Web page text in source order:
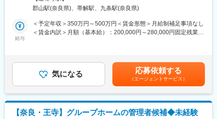
◎当社の製剤機械は、多機能/高機能/使いやすさ/高精度/GMP対応
対応しています。
簡単な部品の設計や、図面の作成をお任せする可能性もございま
す。
■組織構成：
約30名が在籍しています。生産している機械別に1から4のグルー
プに分かれています。
用～保守を担うシステムエンジニア職となっております。未経験
からチャレンジできる事に加えて、メーカー直雇用という貴重な
求人となっております。IT領域へキャリアチェンジされたい方歓
迎しております！
るため、社内でのデスクワークが6割、お客様先での業務が4割ほ
どとなります。また、外部のITベンダーとの打ち合わせ等もある
ため、関係者が多いのも当職種の特徴の一つとなります。
郡山駅(奈良県)、帯解駅、九条駅(奈良県)
給与
＜予定年収＞350万円～500万円＜賃金形態＞月給制補足事項なし
＜賃金内訳＞月額（基本給）：200,000円～280,000円固定残業手
＞※給与詳細は、年齢・スキルを考慮し決定します。■昇給：年1
回■賞与：年2回賃金はあくまでも目安の金額であり、選考を通じ
て上下する可能性があります。月給(月額)は固定手当を含めた表記
です。
気になる 応募依頼する
（エージェントサービス）
【奈良・王寺】グループホームの管理者候補◆未経験